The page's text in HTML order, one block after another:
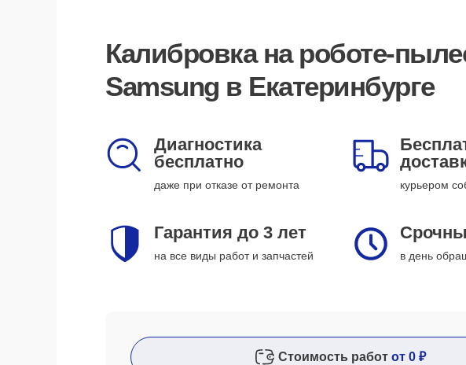
Калибровкана роботе-
Samsung в Екатеринбурге
Диагностика
бесплатно
даже при отказе от ремонта курьером
Гарантия до 3 лет
на все виды работ и запчастей в день
Стоимость работ от 0 ₽